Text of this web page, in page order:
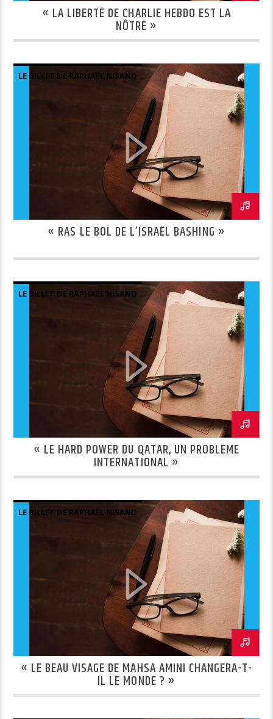
« LA LIBERTÉ DE CHARLIE HEBDO EST LA
NÔTRE »
LE BILLET DE RAPHAËL NISAND
« RAS LE BOL DE L’ISRAËL BASHING »
LE BILLET DE RAPHAËL NISAND
« LE HARD POWER DU QATAR, UN PROBLÈME
INTERNATIONAL »
LE BILLET DE RAPHAËL NISAND
« LE BEAU VISAGE DE MAHSA AMINI CHANGERA-T-
IL LE MONDE ? »